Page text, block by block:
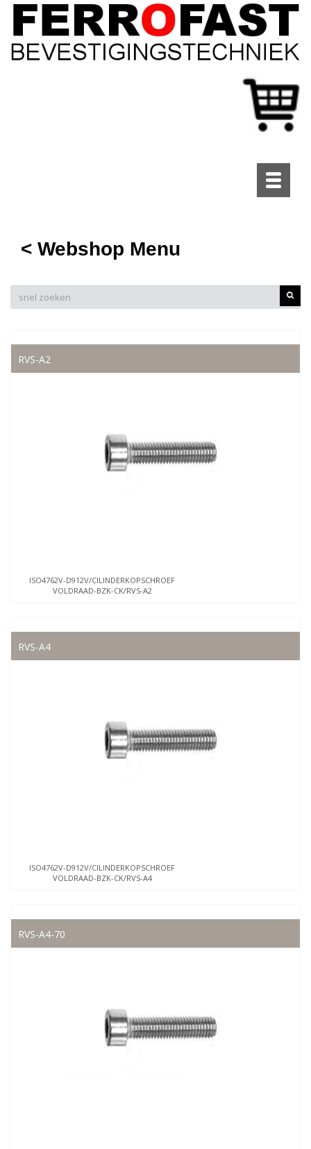
Toggle
< Webshop Menu
RVS-A2
ISO4762V-D912V/CILINDERKOPSCHROEF
VOLDRAAD-BZK-CK/RVS-A2
RVS-A4
ISO4762V-D912V/CILINDERKOPSCHROEF
VOLDRAAD-BZK-CK/RVS-A4
RVS-A4-70